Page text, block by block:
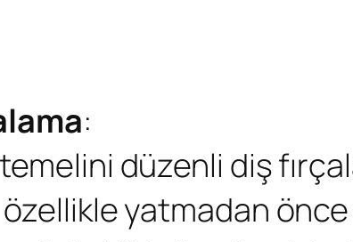
:
temelini düzenli diş
yatmadan önce